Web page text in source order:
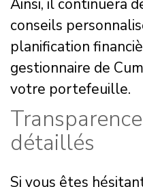
Ainsi, il continuera
conseils
planification
gestionnaire de
votre portefeuille.
détaillés
Si vous êtes